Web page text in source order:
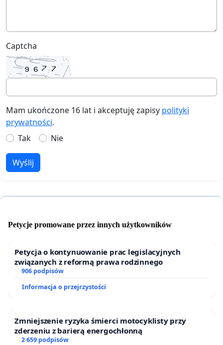
Captcha
Mam ukończone 16 lat i akceptuję zapisy polityki
prywatności.
Tak
Nie
Wyślij
Petycje promowane przez innych użytkowników
Petycja o kontynuowanie prac legislacyjnych
związanych z reformą prawa rodzinnego
906 podpisów
Informacja o przejrzystości
Zmniejszenie ryzyka śmierci motocyklisty przy
zderzeniu z barierą energochłonną
2 659 podpisów